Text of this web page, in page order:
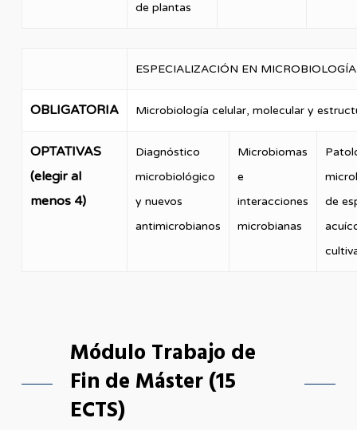
de plantas
ESPECIALIZACIÓN EN MICROBIOLOGÍA
OBLIGATORIA Microbiología celular, molecular y
OPTATIVAS
(elegir al
menos 4)
Diagnóstico
microbiológico
y nuevos
antimicrobianos
Microbiomas
e
interacciones
microbianas
de
Módulo Trabajo de
Fin de Máster (15
ECTS)